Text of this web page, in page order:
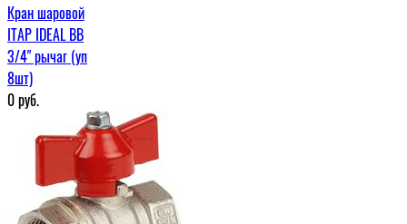
Кран шаровой
ITAP IDEAL ВВ
3/4" рычаг (уп
8шт)
0руб.